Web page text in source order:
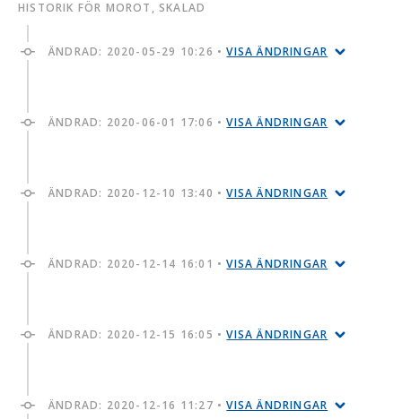
HISTORIK FÖR MOROT, SKALAD
ÄNDRAD: 2020-05-29 10:26 •VISA ÄNDRINGAR
ÄNDRAD: 2020-06-01 17:06 •VISA ÄNDRINGAR
ÄNDRAD: 2020-12-10 13:40 •VISA ÄNDRINGAR
ÄNDRAD: 2020-12-14 16:01 •VISA ÄNDRINGAR
ÄNDRAD: 2020-12-15 16:05 •VISA ÄNDRINGAR
ÄNDRAD: 2020-12-16 11:27 •VISA ÄNDRINGAR